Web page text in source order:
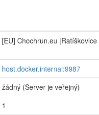
[EU] Chochrun.eu
host.docker.internal:9987
žádný (Server je veřejný)
1